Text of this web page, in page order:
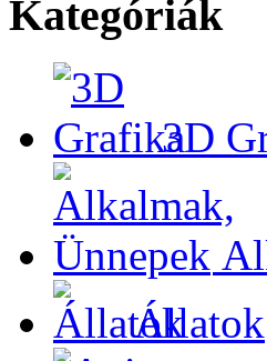
Kategóriák
3D
Állatok